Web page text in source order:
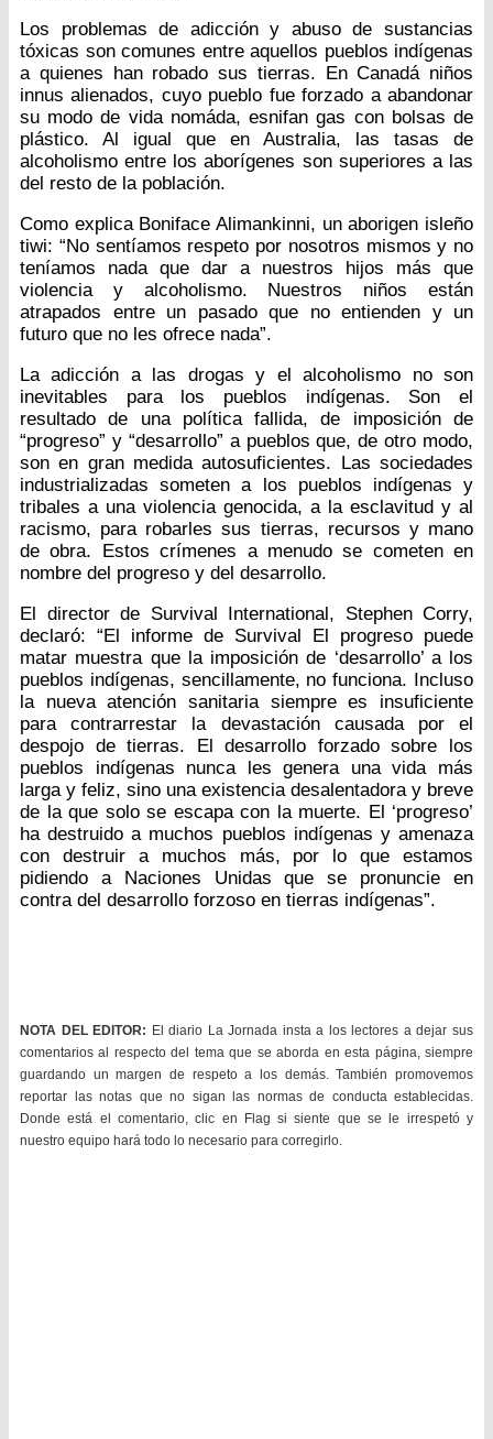
Los problemas de adicción y abuso de sustancias
tóxicas son comunes entre aquellos pueblos indígenas
a quienes han robado sus tierras. En Canadá niños
innus alienados, cuyo pueblo fue forzado a abandonar
su modo de vida nomáda, esnifan gas con bolsas de
plástico. Al igual que en Australia, las tasas de
alcoholismo entre los aborígenes son superiores a las
del resto de la población.
Como explica Boniface Alimankinni, un aborigen isleño
tiwi: “No sentíamos respeto por nosotros mismos y no
teníamos nada que dar a nuestros hijos más que
violencia y alcoholismo. Nuestros niños están
atrapados entre un pasado que no entienden y un
futuro que no les ofrece nada”.
La adicción a las drogas y el alcoholismo no son
inevitables para los pueblos indígenas. Son el
resultado de una política fallida, de imposición de
“progreso” y “desarrollo” a pueblos que, de otro modo,
son en gran medida autosuficientes. Las sociedades
industrializadas someten a los pueblos indígenas y
tribales a una violencia genocida, a la esclavitud y al
racismo, para robarles sus tierras, recursos y mano
de obra. Estos crímenes a menudo se cometen en
nombre del progreso y del desarrollo.
El director de Survival International, Stephen Corry,
declaró: “El informe de Survival El progreso puede
matar muestra que la imposición de ‘desarrollo’ a los
pueblos indígenas, sencillamente, no funciona. Incluso
la nueva atención sanitaria siempre es insuficiente
para contrarrestar la devastación causada por el
despojo de tierras. El desarrollo forzado sobre los
pueblos indígenas nunca les genera una vida más
larga y feliz, sino una existencia desalentadora y breve
de la que solo se escapa con la muerte. El ‘progreso’
ha destruido a muchos pueblos indígenas y amenaza
con destruir a muchos más, por lo que estamos
pidiendo a Naciones Unidas que se pronuncie en
contra del desarrollo forzoso en tierras indígenas”.
NOTA DEL EDITOR: El diario La Jornada insta a los lectores a dejar sus
comentarios al respecto del tema que se aborda en esta página, siempre
guardando un margen de respeto a los demás. También promovemos
reportar las notas que no sigan las normas de conducta establecidas.
Donde está el comentario, clic en Flag si siente que se le irrespetó y
nuestro equipo hará todo lo necesario para corregirlo.